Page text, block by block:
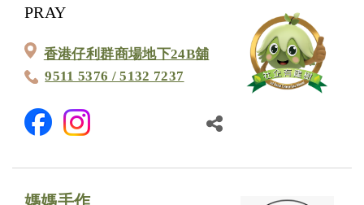
PRAY
香港仔利群商場地下24B舖
9511 5376 / 5132 7237